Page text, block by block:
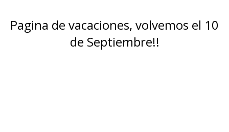
Pagina de vacaciones, volvemos el 10
de Septiembre!!